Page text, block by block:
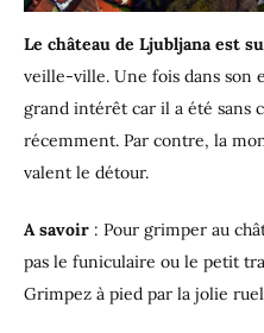
Le château de Ljubljana est
veille-ville. Une fois dans son
grand intérêt car il a été sans
récemment. Par contre, la
valent le détour.
A savoir : Pour grimper au
pas le funiculaire ou le petit
Grimpez à pied par la jolie